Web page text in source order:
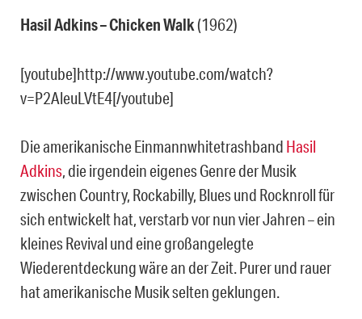
Hasil Adkins – Chicken Walk(1962)
[youtube]http://www.youtube.com/watch?
v=P2AleuLVtE4[/youtube]
Die amerikanische Einmannwhitetrashband Hasil
Adkins, die irgendein eigenes Genre der Musik
zwischen Country, Rockabilly, Blues und Rocknroll für
sich entwickelt hat, verstarb vor nun vier Jahren – ein
kleines Revival und eine großangelegte
Wiederentdeckung wäre an der Zeit. Purer und rauer
hat amerikanische Musik selten geklungen.